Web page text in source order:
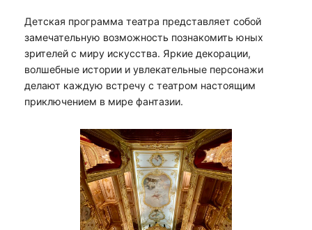
Детская программа театра представляет собой
замечательную возможность познакомить юных
зрителей с миру искусства. Яркие декорации,
волшебные истории и увлекательные персонажи
делают каждую встречу с театром настоящим
приключением в мире фантазии.